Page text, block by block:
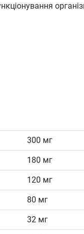
300 мг
180 мг
120 мг
80 мг
32 мг